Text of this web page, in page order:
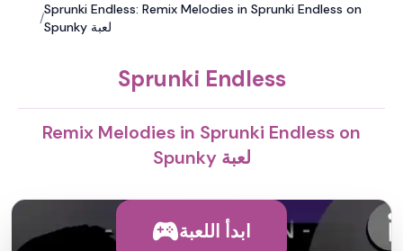
/
Sprunki Endless: Remix Melodies in Sprunki Endless on
Spunky لعبة
Sprunki Endless
Remix Melodies in Sprunki Endless on
Spunky لعبة
ابدأ اللعبة